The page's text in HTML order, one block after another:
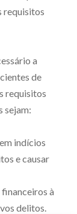
requisitos
a
de
requisitos
sejam:
indícios
e causar
à
delitos.